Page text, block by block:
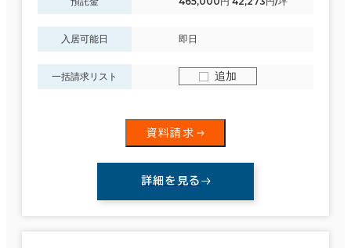
入居可能日 即日
一括請求リスト 追加
資料請求
詳細を見る